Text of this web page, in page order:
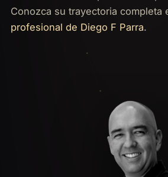
Conozca su trayectoria completa
profesional de Diego F Parra.